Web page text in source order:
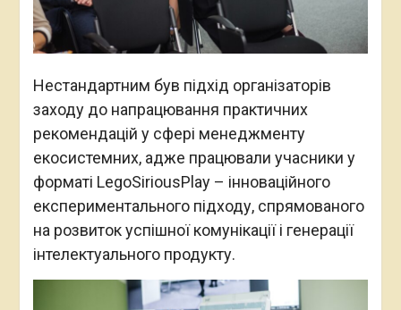
Нестандартним був підхід організаторів
заходу до напрацювання практичних
рекомендацій у сфері менеджменту
екосистемних, адже працювали учасники у
форматі LegoSiriousPlay – інноваційного
експериментального підходу, спрямованого
на розвиток успішної комунікації і генерації
інтелектуального продукту.